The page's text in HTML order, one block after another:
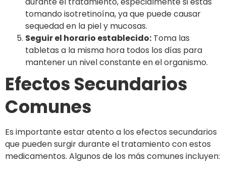
tomando isotretinoína, ya que puede causar
sequedad en la piel y mucosas.
Seguir el horario establecido: Toma las
tabletas a la misma hora todos los días para
mantener un nivel constante en el organismo.
Efectos Secundarios
Comunes
Es importante estar atento a los efectos secundarios
que pueden surgir durante el tratamiento con estos
medicamentos. Algunos de los más comunes incluyen: